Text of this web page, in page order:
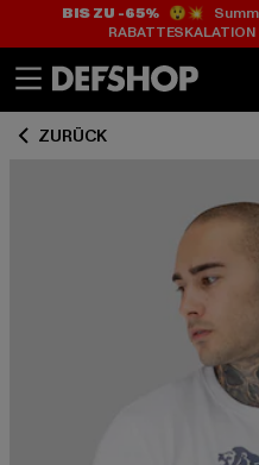
BIS ZU -65%😲💥
ZURÜCK